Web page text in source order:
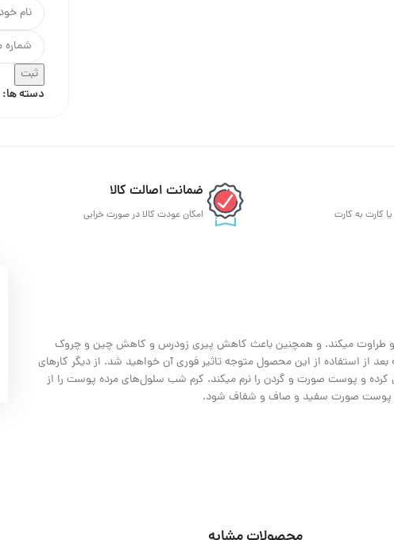
ثبت
دسته ها:
کارت به کارت
ضمانت اصالت کالا
امکان عودت کالا در صورت خرابی
و طراوت میکند. و همچنین باعث کاهش پیری زودرس و کاهش چین و چروک
استفاده از این محصول متوجه تاثیر فوری آن خواهید شد. از دیگر کارهای
و پوست صورت و گردن را نرم میکند. کرم شب سلول‌های مرده پوست را از
پوست صورت سفید و صاف و شفاف شود.